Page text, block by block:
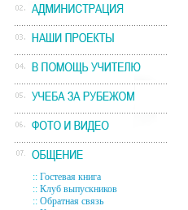
:: Гостевая книга
:: Клуб выпускников
:: Обратная связь